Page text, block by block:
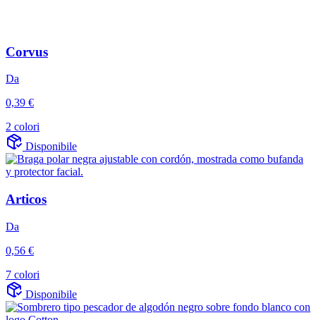
Corvus
Da
0,39 €
2 colori
Disponibile
Articos
Da
0,56 €
7 colori
Disponibile